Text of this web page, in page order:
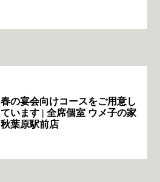
春の宴会向けコースをご用意し
ています | 全席個室 ウメ子の家
秋葉原駅前店